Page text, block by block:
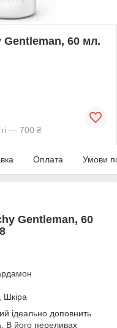
Gentleman, 60 мл.
— 700 ₴
Оплата Умови
Gentleman, 60
Шкіра
ідеально доповнить
В його переливах